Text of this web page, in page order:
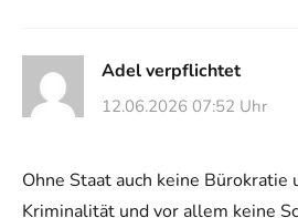
Adel verpflichtet
12.06.2026 07:52 Uhr
Ohne Staat auch keine Bürokratie
Kriminalität und vor allem keine